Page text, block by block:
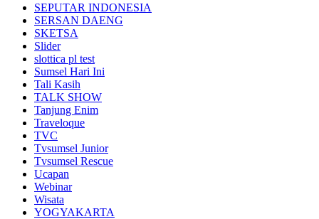
SEPUTAR INDONESIA
SERSAN DAENG
SKETSA
Slider
slottica pl test
Sumsel Hari Ini
Tali Kasih
TALK SHOW
Tanjung Enim
Traveloque
TVC
Tvsumsel Junior
Tvsumsel Rescue
Ucapan
Webinar
Wisata
YOGYAKARTA